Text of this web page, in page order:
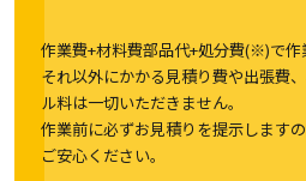
作業費+材料費部品代+処分費(※)で作
それ以外にかかる見積り費や出張費
ル料は一切いただきません。
作業前に必ずお見積りを提示します
ご安心ください。